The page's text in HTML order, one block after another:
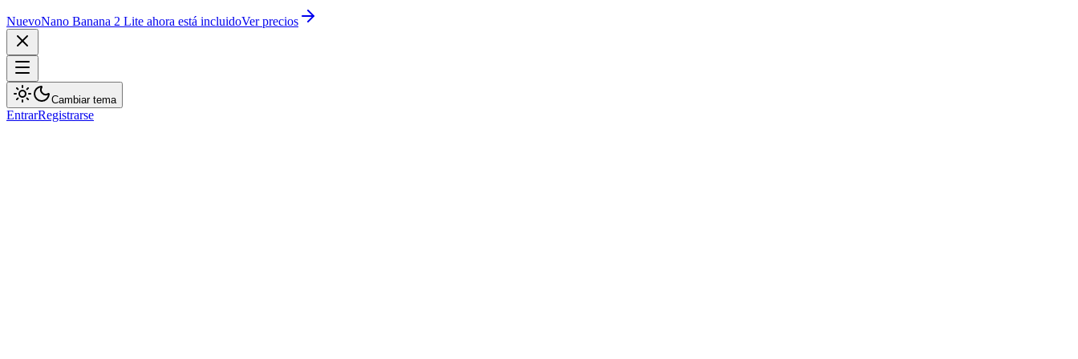
NuevoNano Banana 2 Lite ahora está incluidoVer precios
Cambiar tema
EntrarRegistrarse